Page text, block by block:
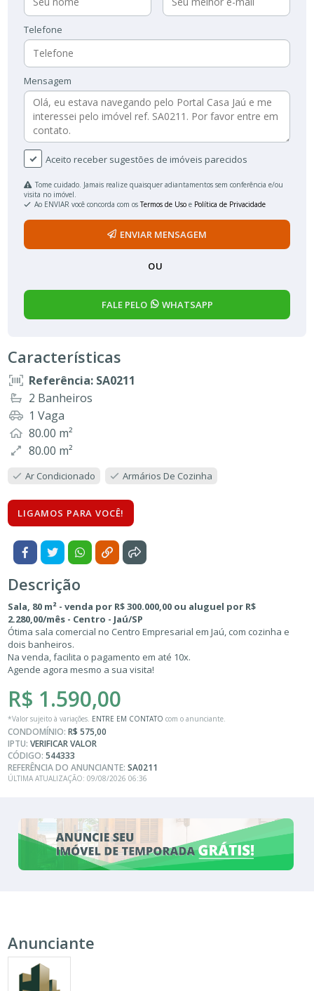
Telefone
Mensagem
Aceito receber sugestões de imóveis parecidos
Tome cuidado. Jamais realize quaisquer adiantamentos sem conferência e/ou
visita no imóvel.
Ao ENVIAR você concorda com osTermos de Uso e Política de Privacidade
ENVIAR MENSAGEM
OU
FALE PELO WHATSAPP
Características
Referência: SA0211
2 Banheiros
1 Vaga
80.00 m²
80.00 m²
Ar Condicionado Armários De Cozinha
LIGAMOS PARA VOCÊ!
Descrição
Sala, 80 m² - venda por R$ 300.000,00 ou aluguel por R$
2.280,00/mês - Centro - Jaú/SP
Ótima sala comercial no Centro Empresarial em Jaú, com cozinha e
dois banheiros.
Na venda, facilita o pagamento em até 10x.
Agende agora mesmo a sua visita!
R$ 1.590,00
*Valor sujeito à variações. ENTRE EM CONTATO com o anunciante.
CONDOMÍNIO:R$ 575,00
IPTU:VERIFICAR VALOR
CÓDIGO:544333
REFERÊNCIA DO ANUNCIANTE:SA0211
ÚLTIMA ATUALIZAÇÃO: 09/08/2026 06:36
Anunciante